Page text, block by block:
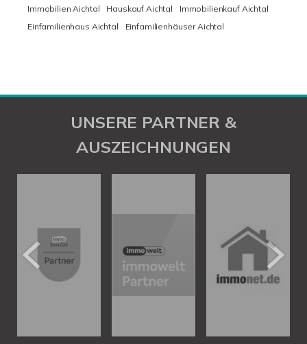
Immobilien Aichtal
Hauskauf Aichtal
Immobilienkauf Aichtal
Einfamilienhaus Aichtal
Einfamilienhäuser Aichtal
UNSERE PARTNER &
AUSZEICHNUNGEN